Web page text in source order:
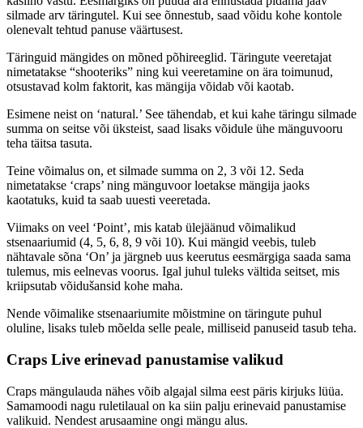
silmade arv täringutel. Kui see õnnestub, saad võidu kohe kontole
olenevalt tehtud panuse väärtusest.
Täringuid mängides on mõned põhireeglid. Täringute veeretajat
nimetatakse “shooteriks” ning kui veeretamine on ära toimunud,
otsustavad kolm faktorit, kas mängija võidab või kaotab.
Esimene neist on ‘natural.’ See tähendab, et kui kahe täringu silmade
summa on seitse või üksteist, saad lisaks võidule ühe mänguvooru
teha täitsa tasuta.
Teine võimalus on, et silmade summa on 2, 3 või 12. Seda
nimetatakse ‘craps’ ning mänguvoor loetakse mängija jaoks
kaotatuks, kuid ta saab uuesti veeretada.
Viimaks on veel ‘Point’, mis katab ülejäänud võimalikud
stsenaariumid (4, 5, 6, 8, 9 või 10). Kui mängid veebis, tuleb
nähtavale sõna ‘On’ ja järgneb uus keerutus eesmärgiga saada sama
tulemus, mis eelnevas voorus. Igal juhul tuleks vältida seitset, mis
kriipsutab võidušansid kohe maha.
Nende võimalike stsenaariumite mõistmine on täringute puhul
oluline, lisaks tuleb mõelda selle peale, milliseid panuseid tasub teha.
Craps Live erinevad panustamise valikud
Craps mängulauda nähes võib algajal silma eest päris kirjuks lüüa.
Samamoodi nagu ruletilaual on ka siin palju erinevaid panustamise
valikuid. Nendest arusaamine ongi mängu alus.